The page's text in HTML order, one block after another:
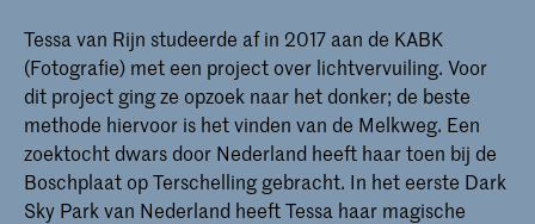
Tessa van Rijn studeerde af in 2017 aan de KABK
(Fotografie) met een project over lichtvervuiling. Voor
dit project ging ze opzoek naar het donker; de beste
methode hiervoor is het vinden van de Melkweg. Een
zoektocht dwars door Nederland heeft haar toen bij de
Boschplaat op Terschelling gebracht. In het eerste Dark
Sky Park van Nederland heeft Tessa haar magische